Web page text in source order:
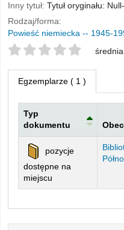
Inny tytuł: Tytuł oryginału:
Rodzaj/forma:
Powieść niemiecka -- 1945-
Twoje oceny
Egzemplarze ( 1 )
Egzemplarze
Typ
dokumentu
pozycje
dostępne na
miejscu